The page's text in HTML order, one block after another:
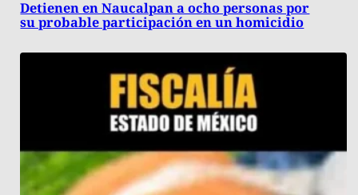
Detienen en Naucalpan a ocho personas por
su probable participación en un homicidio